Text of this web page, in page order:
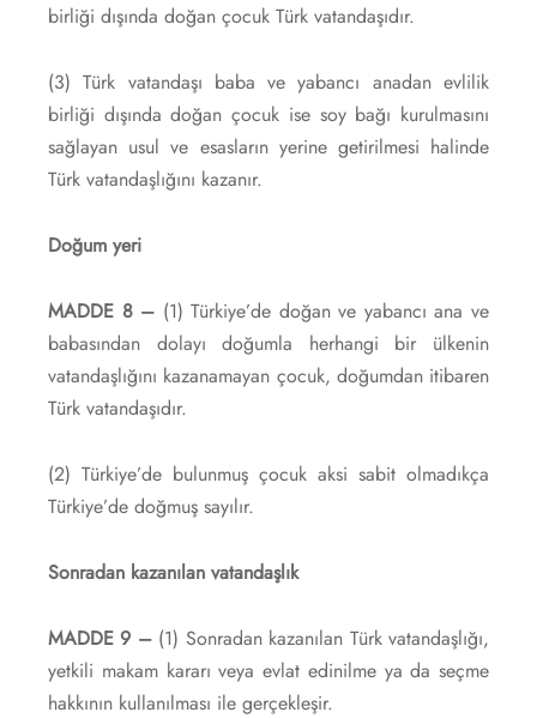
birliği dışında doğan çocuk Türk vatandaşıdır.
(3) Türk vatandaşı baba ve yabancı anadan evlilik
birliği dışında doğan çocuk ise soy bağı kurulmasını
sağlayan usul ve esasların yerine getirilmesi halinde
Türk vatandaşlığını kazanır.
Doğum yeri
MADDE 8 – (1) Türkiye’de doğan ve yabancı ana ve
babasından dolayı doğumla herhangi bir ülkenin
vatandaşlığını kazanamayan çocuk, doğumdan itibaren
Türk vatandaşıdır.
(2) Türkiye’de bulunmuş çocuk aksi sabit olmadıkça
Türkiye’de doğmuş sayılır.
Sonradan kazanılan vatandaşlık
MADDE 9 – (1) Sonradan kazanılan Türk vatandaşlığı,
yetkili makam kararı veya evlat edinilme ya da seçme
hakkının kullanılması ile gerçekleşir.